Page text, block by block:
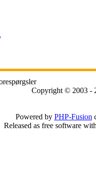
Copyright © 2003 -
Powered by PHP-Fusion
Released as free software